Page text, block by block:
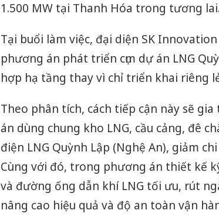
1.500 MW tại Thanh Hóa trong tương lai.
Tại buổi làm việc, đại diện SK
phương án phát triển cụm dự án LNG
hợp hạ tầng thay vì chỉ triển khai riêng
Theo phân tích, cách tiếp cận này sẽ
án dùng chung kho LNG, cầu cảng, đê
điện LNG Quỳnh Lập (Nghệ An), giảm
Cùng với đó, trong phương án thiết kế
và đường ống dẫn khí LNG tối ưu, rút
nâng cao hiệu quả và độ an toàn vận